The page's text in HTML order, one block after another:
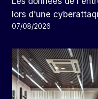
lors d'une
07/08/2026